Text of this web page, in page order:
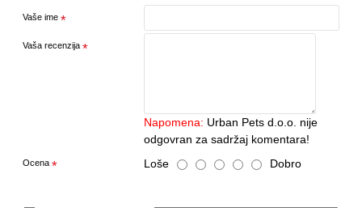
Vaše ime
Vaša recenzija
Napomena: Urban Pets d.o.o. nije
odgovran za sadržaj komentara!
Ocena Loše Dobro